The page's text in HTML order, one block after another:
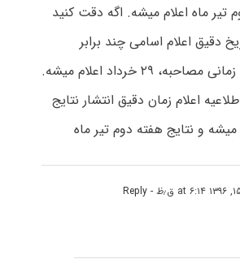
ماه اعلام میشه. اگه دقت کنید
دقیق اعلام اسامی چند برابر
ظرفیت و برنامه زمانی مصاحبه، ۲۹ خرداد اعلام میشه.
اعلام زمان دقیق انتشار نتایج
- Reply